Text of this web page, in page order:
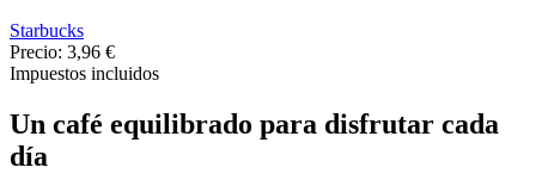
Starbucks
Precio: 3,96 €
Impuestos incluidos
Un café equilibrado para disfrutar cada
día